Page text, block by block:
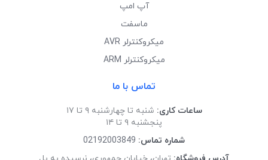
آپ امپ
ماسفت
میکروکنترلر AVR
میکروکنترلر ARM
تماس با ما
ساعات کاری: شنبه تا چهارشنبه ۹ تا ۱۷
پنجشنبه ۹ تا ۱۴
شماره تماس: 02192003849